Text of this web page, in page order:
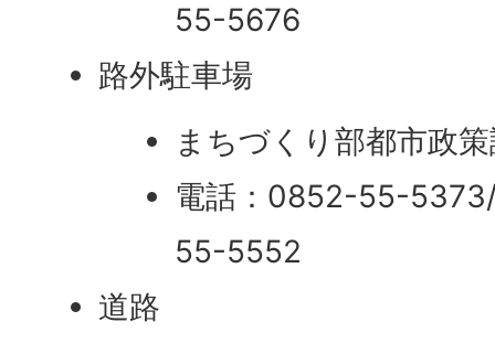
55-5676
路外駐車場
まちづくり部都市政
電話：0852-55-
55-5552
道路